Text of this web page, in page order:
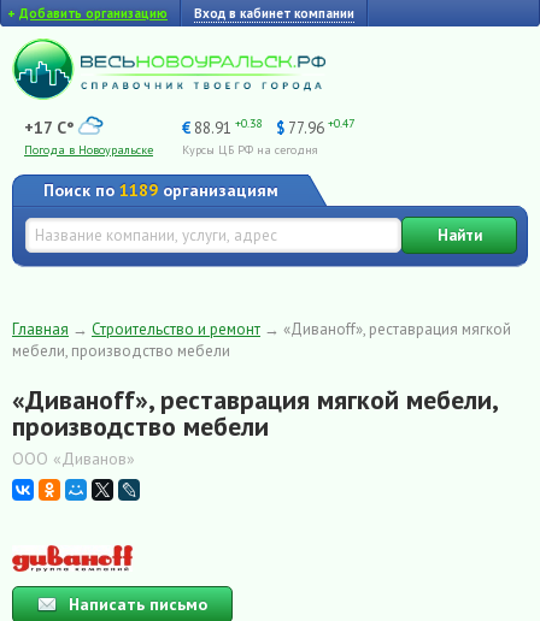
+ Добавить организацию Вход в кабинет компании
+17 C°
Погода в Новоуральске
€ 88.91 +0.38 $ 77.96 +0.47
Курсы ЦБ РФ на сегодня
Поиск по 1189 организациям
Найти
Главная → Строительство и ремонт → «Диваноff», реставрация мягкой
мебели, производство мебели
«Диваноff», реставрация мягкой мебели,
производство мебели
ООО «Диванов»
Написать письмо